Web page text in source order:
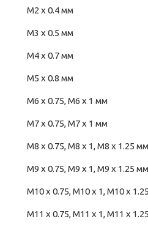
M2 x 0.4 мм
M3 x 0.5 мм
M4 x 0.7 мм
M5 x 0.8 мм
M6 x 0.75, M6 x 1 мм
M7 x 0.75, M7 x 1 мм
M8 x 0.75, M8 x 1, M8 x 1.25 мм
M9 x 0.75, M9 x 1, M9 x 1.25 мм
M10 x 0.75, M10 x 1, M10 x
M11 x 0.75, M11 x 1, M11 x